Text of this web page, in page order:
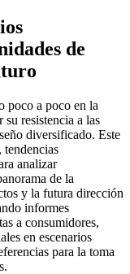
de
poco a poco en la
resistencia a las
diversificado. Este
analizar
de la
y la futura dirección
informes
a consumidores,
en escenarios
para la toma